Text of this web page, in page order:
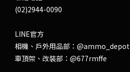
(02)2944-0090
LINE官方
相機、戶外用品部： @ammo_depot
車頂架、改裝部： @677rmffe